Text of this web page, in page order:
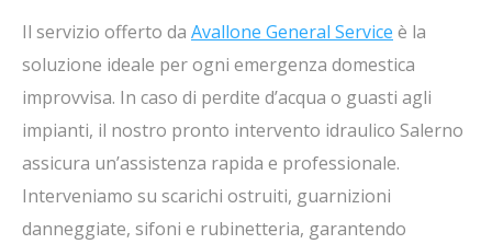
Il servizio offerto da Avallone General Service è la
soluzione ideale per ogni emergenza domestica
improvvisa. In caso di perdite d’acqua o guasti agli
impianti, il nostro pronto intervento idraulico Salerno
assicura un’assistenza rapida e professionale.
Interveniamo su scarichi ostruiti, guarnizioni
danneggiate, sifoni e rubinetteria, garantendo